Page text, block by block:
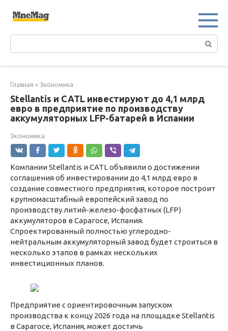
Главная » Экономика
Stellantis и CATL инвестируют до 4,1 млрд
евро в предприятие по производству
аккумуляторных LFP-батарей в Испании
Экономика
Компании Stellantis и CATL объявили о достижении
соглашения об инвестировании до 4,1 млрд евро в
создание совместного предприятия, которое построит
крупномасштабный европейский завод по
производству литий-железо-фосфатных (LFP)
аккумуляторов в Сарагосе, Испания.
Спроектированный полностью углеродно-
нейтральным аккумуляторный завод будет строиться в
несколько этапов в рамках нескольких
инвестиционных планов.
Предприятие с ориентировочным запуском
производства к концу 2026 года на площадке Stellantis
в Сарагосе, Испания, может достичь